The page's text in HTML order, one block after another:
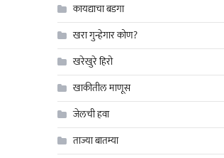
कायद्याचा बडगा
खरा गुन्हेगार कोण?
खरेखुरे हिरो
खाकीतील माणूस
जेलची हवा
ताज्या बातम्या